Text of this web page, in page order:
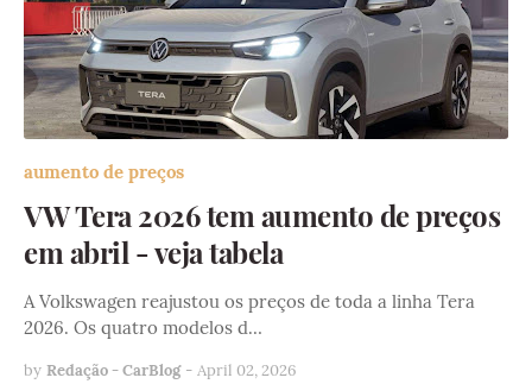
aumento de preços
VW Tera 2026 tem aumento de preços
em abril - veja tabela
A Volkswagen reajustou os preços de toda a linha Tera
2026. Os quatro modelos d…
by Redação - CarBlog - April 02, 2026